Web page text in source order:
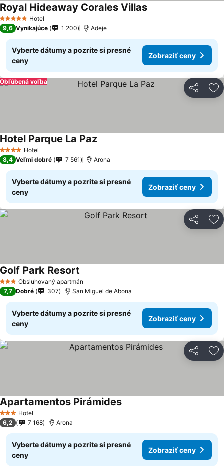
5 Počet hviezdičiek
Hotel
Royal Hideaway Corales Villas
9,6 Vynikajúce 1 200 Adeje
Vyberte dátumy a pozrite si presné
ceny
Zobraziť ceny
Zdieľať
Obľúbená voľba
4 Počet hviezdičiek
Hotel
Hotel Parque La Paz
8,4 Veľmi dobré 7 561 Arona
Vyberte dátumy a pozrite si presné
ceny
Zobraziť ceny
Zdieľať
3 Počet hviezdičiek
Obsluhovaný apartmán
Golf Park Resort
7,7 Dobré 307 San Miguel de Abona
Vyberte dátumy a pozrite si presné
ceny
Zobraziť ceny
Zdieľať
3 Počet hviezdičiek
Hotel
Apartamentos Pirámides
6,2 7 168 Arona
Vyberte dátumy a pozrite si presné
ceny
Zobraziť ceny